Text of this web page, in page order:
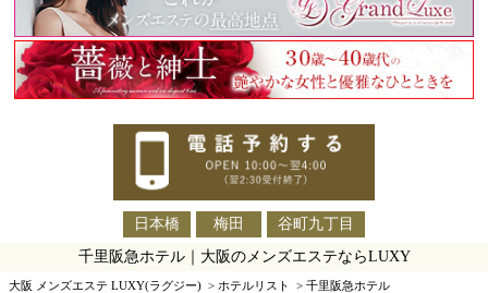
日本橋 梅田
谷町九丁目
千里阪急ホテル｜大阪のメンズエステならLUXY
大阪 メンズエステ LUXY(ラグジー) > ホテルリスト > 千里阪急ホテル